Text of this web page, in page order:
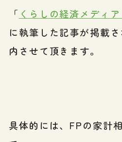
「 くらしの経済メディ
に執筆した記事が掲載
内させて頂きます。
具体的には、FPの家計